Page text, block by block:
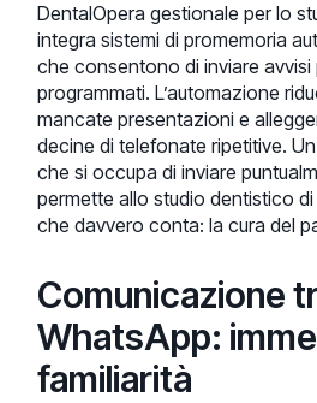
DentalOpera gestionale per lo
integra sistemi di promemoria
che consentono di inviare
programmati. L’automazione
mancate presentazioni e
decine di telefonate ripetitive.
che si occupa di inviare
permette allo studio dentistico
che davvero conta: la cura del
Comunicazione
WhatsApp:
familiarità